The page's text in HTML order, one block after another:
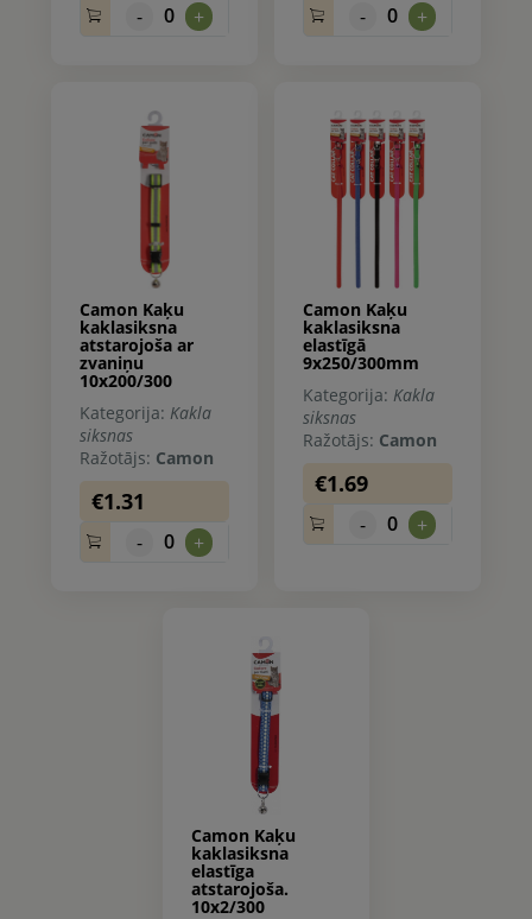
- 0 + - 0 +
Camon Kaķu
kaklasiksna
atstarojoša ar
zvaniņu
10x200/300
Kategorija: Kakla
siksnas
Ražotājs: Camon
€1.31
- 0 +
Camon Kaķu
kaklasiksna
elastīgā
9x250/300mm
Kategorija: Kakla
siksnas
Ražotājs: Camon
€1.69
- 0 +
Camon Kaķu
kaklasiksna
elastīga
atstarojoša.
10x2/300